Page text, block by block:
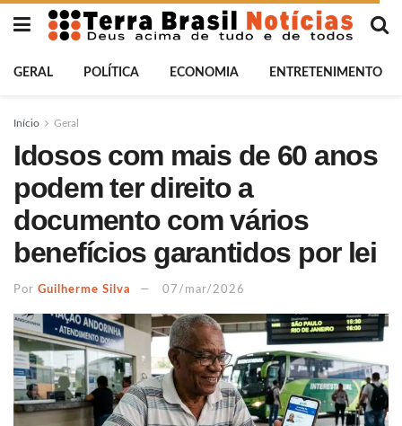
GERAL POLÍTICA ECONOMIA ENTRETENIMENTO
Início Geral
Idosos com mais de 60 anos
podem ter direito a
documento com vários
benefícios garantidos por lei
Por Guilherme Silva 07/mar/2026